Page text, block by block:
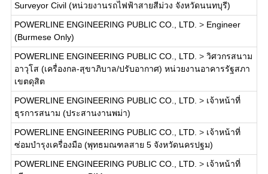
Surveyor Civil (หน่วยงานรถไฟฟ้าสายสีม่วง จังหวัดนนทบุรี)
POWERLINE ENGINEERING PUBLIC CO., LTD. > Engineer
(Burmese Only)
POWERLINE ENGINEERING PUBLIC CO., LTD. > วิศวกรสนาม
อาวุโส (เครื่องกล-สุขาภิบาล/ปรับอากาศ) หน่วยงานอาคารรัฐสภา
เขตดุสิต
POWERLINE ENGINEERING PUBLIC CO., LTD. > เจ้าหน้าที่
ธุรการสนาม (ประสานงานพม่า)
POWERLINE ENGINEERING PUBLIC CO., LTD. > เจ้าหน้าที่
ซ่อมบำรุงเครื่องมือ (พุทธมณฑลสาย 5 จังหวัดนครปฐม)
POWERLINE ENGINEERING PUBLIC CO., LTD. > เจ้าหน้าที่